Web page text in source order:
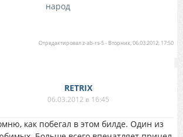
народ
Отредактировалz-ab-rs-5- Вторник, 06.03.2012, 17:50
RETRIX
06.03.2012 в 16:45
как побегал в этом билде. Один из